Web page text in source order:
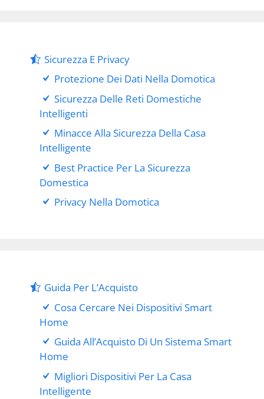
Sicurezza E Privacy
Protezione Dei Dati Nella Domotica
Sicurezza Delle Reti Domestiche
Intelligenti
Minacce Alla Sicurezza Della Casa
Intelligente
Best Practice Per La Sicurezza
Domestica
Privacy Nella Domotica
Guida Per L’Acquisto
Cosa Cercare Nei Dispositivi Smart
Home
Guida All’Acquisto Di Un Sistema Smart
Home
Migliori Dispositivi Per La Casa
Intelligente